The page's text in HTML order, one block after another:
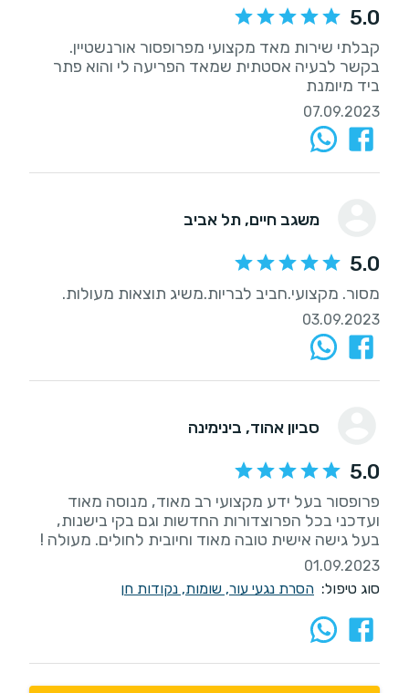
5.0
קבלתי שירות מאד מקצועי מפרופסור אורנשטיין.
בקשר לבעיה אסטתית שמאד הפריעה לי והוא פתר
ביד מיומנת
07.09.2023
משגב חיים, תל אביב
5.0
מסור. מקצועי.חביב לבריות.משיג תוצאות מעולות.
03.09.2023
סביון אהוד, בינימינה
5.0
פרופסור בעל ידע מקצועי רב מאוד, מנוסה מאוד
ועדכני בכל הפרוצדורות החדשות וגם בקי בישנות,
בעל גישה אישית טובה מאוד וחיובית לחולים. מעולה !
01.09.2023
סוג טיפול: הסרת נגעי עור, שומות, נקודות חן